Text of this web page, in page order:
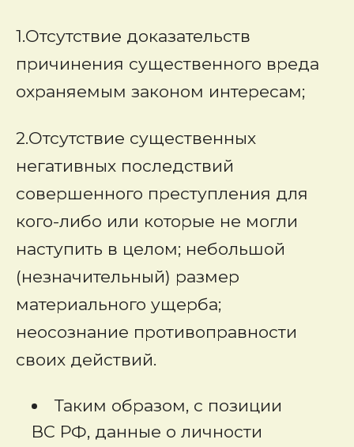
1.Отсутствие доказательств
причинения существенного вреда
охраняемым законом интересам;
2.Отсутствие существенных
негативных последствий
совершенного преступления для
кого-либо или которые не могли
наступить в целом; небольшой
(незначительный) размер
материального ущерба;
неосознание противоправности
своих действий.
Таким образом, с позиции
ВС РФ, данные о личности